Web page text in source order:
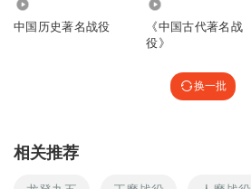
中国历史著名战役
《中国古代著名战
役》
换一批
相关推荐